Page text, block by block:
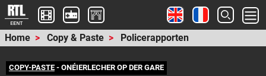
Home Copy & Paste Policerapporten
COPY-PASTE- ONÉIERLECHER OP DER GARE